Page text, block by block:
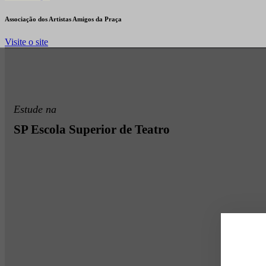
Associação dos Artistas Amigos da Praça
Visite o site
Estude na
SP Escola Superior de Teatro